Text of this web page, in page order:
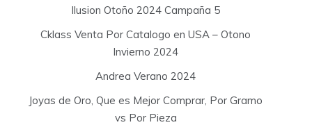
Ilusion Otoño 2024 Campaña 5
Cklass Venta Por Catalogo en USA – Otono
Invierno 2024
Andrea Verano 2024
Joyas de Oro, Que es Mejor Comprar, Por Gramo
vs Por Pieza